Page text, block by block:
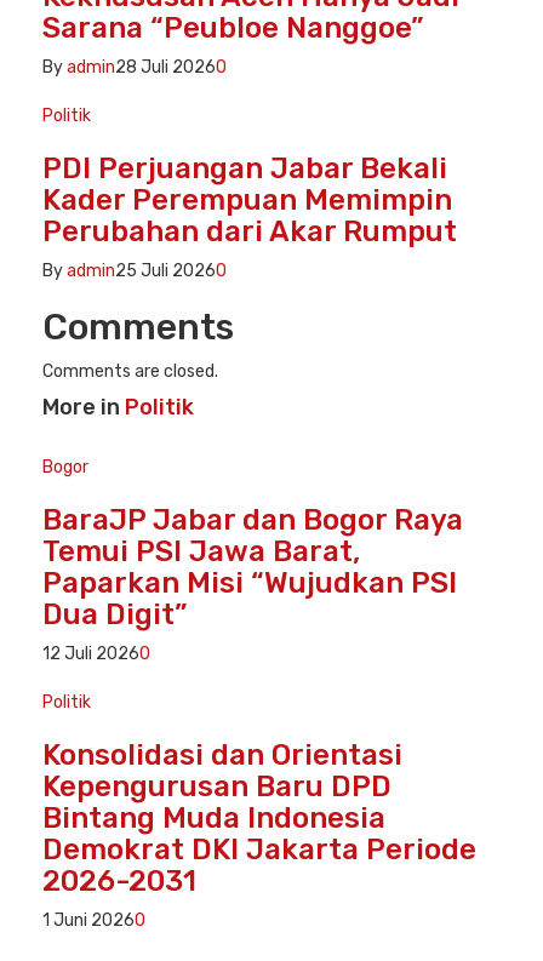
Sarana “Peubloe Nanggoe”
Byadmin28 Juli 20260
Politik
PDI Perjuangan Jabar Bekali
Kader Perempuan Memimpin
Perubahan dari Akar Rumput
Byadmin25 Juli 20260
Comments
Comments are closed.
More in Politik
Bogor
BaraJP Jabar dan Bogor Raya
Temui PSI Jawa Barat,
Paparkan Misi “Wujudkan PSI
Dua Digit”
12 Juli 20260
Politik
Konsolidasi dan Orientasi
Kepengurusan Baru DPD
Bintang Muda Indonesia
Demokrat DKI Jakarta Periode
2026-2031
1 Juni 20260